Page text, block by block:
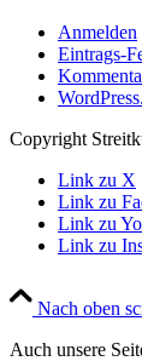
Anmelden
Eintrags-
Copyright
Link zu X
Link zu
Link zu
Link zu
Nach oben
Auch unsere